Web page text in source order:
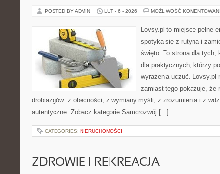
POSTED BY ADMIN LUT - 6 - 2026 MOŻLIWOŚĆ
Lovsy.pl to miejsce pełne
spotyka się z rutyną i
święto. To strona dla tych,
dla praktycznych, którzy
wyrażenia uczuć. Lovsy.pl
zamiast tego pokazuje, że
drobiazgów: z obecności, z wymiany myśli, z zrozumienia i z
autentyczne. Zobacz kategorie Samorozwój […]
CATEGORIES: NIERUCHOMOŚCI
ZDROWIE I REKREACJA